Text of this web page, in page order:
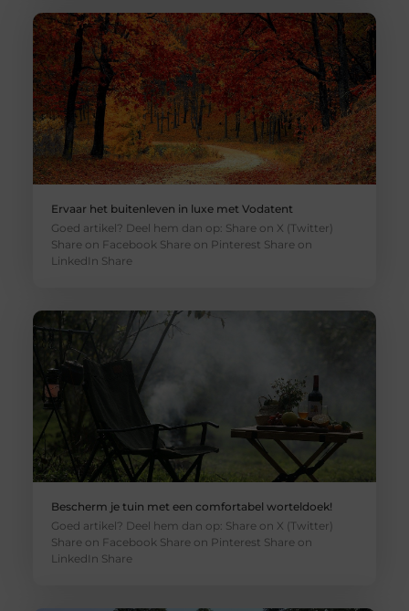
Ervaar het buitenleven in luxe met Vodatent
Goed artikel? Deel hem dan op: Share on X (Twitter)
Share on Facebook Share on Pinterest Share on
LinkedIn Share
Bescherm je tuin met een comfortabel worteldoek!
Goed artikel? Deel hem dan op: Share on X (Twitter)
Share on Facebook Share on Pinterest Share on
LinkedIn Share